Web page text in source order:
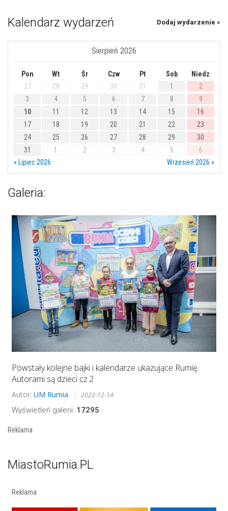
Kalendarz wydarzeń Dodaj wydarzenie »
Sierpień 2026
Pon Wt Śr Czw Pt Sob
Niedz
27
28 29 30 31 1
2
3
4 5 6 7 8
9
10
11 12 13 14 15
16
17
18 19 20 21 22
23
24
25 26 27 28 29
30
31
1 2 3 4 5
6
« Lipiec 2026
Wrzesień 2026 »
Galeria:
Powstały kolejne bajki i kalendarze ukazujące Rumię.
Autorami są dzieci cz.2
Autor: UM Rumia 2022-12-14
Wyświetleń galerii: 17295
Reklama
MiastoRumia.PL
Reklama